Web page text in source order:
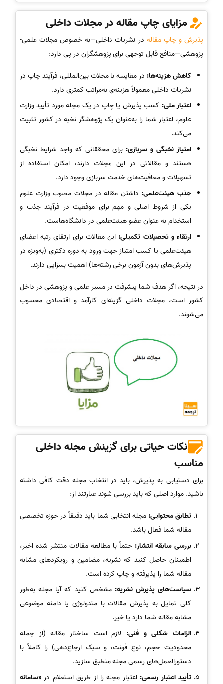
مزایای چاپ مقاله در مجلات داخلی
پذیرش و چاپ مقاله در نشریات داخلی—به خصوص مجلات علمی-
پژوهشی—منافع قابل توجهی برای پژوهشگران در پی دارد:
کاهش هزینه‌ها: در مقایسه با مجلات بین‌المللی، فرآیند چاپ در
نشریات داخلی معمولاً هزینه‌ی به‌مراتب کمتری دارد.
اعتبار ملی: کسب پذیرش یا چاپ در یک مجله مورد تأیید وزارت
علوم، اعتبار شما را به‌عنوان یک پژوهشگر نخبه در کشور تثبیت
می‌کند.
امتیاز نخبگی و سربازی: برای محققانی که واجد شرایط نخبگی
هستند و مقالاتی در این مجلات دارند، امکان استفاده از
تسهیلات و معافیت‌های خدمت سربازی وجود دارد.
جذب هیئت‌علمی: داشتن مقاله در مجلات مصوب وزارت علوم
یکی از شروط اصلی و مهم برای موفقیت در فرآیند جذب و
استخدام به عنوان عضو هیئت‌علمی در دانشگاه‌هاست.
ارتقاء و تحصیلات تکمیلی: این مقالات برای ارتقای رتبه اعضای
هیئت‌علمی یا کسب امتیاز جهت ورود به دوره دکتری (به‌ویژه در
پذیرش‌های بدون آزمون برخی رشته‌ها) اهمیت بسزایی دارند.
در نتیجه، اگر هدف شما پیشرفت در مسیر علمی و پژوهشی در داخل
کشور است، مجلات داخلی گزینه‌ای کارآمد و اقتصادی محسوب
می‌شوند.
نکات حیاتی برای گزینش مجله داخلی
مناسب
برای دستیابی به پذیرش، باید در انتخاب مجله دقت کافی داشته
باشید. موارد اصلی که باید بررسی شوند عبارتند از:
تطابق محتوایی: مجله انتخابی شما باید دقیقاً در حوزه تخصصی
مقاله شما فعال باشد.
بررسی سابقه انتشار: حتماً با مطالعه مقالات منتشر شده اخیر،
اطمینان حاصل کنید که نشریه، مضامین و رویکردهای مشابه
مقاله شما را پذیرفته و چاپ کرده است.
سیاست‌های پذیرش نشریه: مشخص کنید که آیا مجله به‌طور
کلی تمایل به پذیرش مقالات با متدولوژی یا دامنه موضوعی
مشابه مقاله شما دارد یا خیر.
الزامات شکلی و فنی: لازم است ساختار مقاله (از جمله
محدودیت حجم، نوع فونت، و سبک ارجاع‌دهی) را کاملاً با
دستورالعمل‌های رسمی مجله منطبق سازید.
تأیید اعتبار رسمی: اعتبار مجله را از طریق استعلام در «سامانه